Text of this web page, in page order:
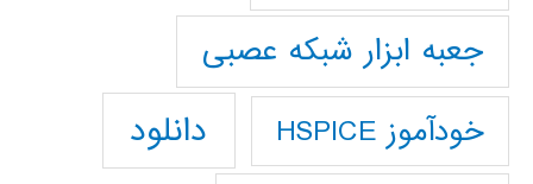
جعبه ابزار شبکه عصبی
خودآموز HSPICE دانلود